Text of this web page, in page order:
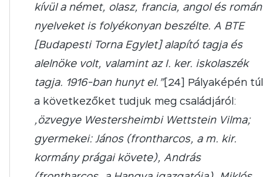
kívül a német, olasz, francia, angol és román
nyelveket is folyékonyan beszélte. A BTE
[Budapesti Torna Egylet] alapító tagja és
alelnöke volt, valamint az I. ker. iskolaszék
tagja. 1916-ban hunyt el.”[24] Pályaképén túl
a következőket tudjuk meg családjáról:
„özvegye Westersheimbi Wettstein Vilma;
gyermekei: János (frontharcos, a m. kir.
kormány prágai követe), András